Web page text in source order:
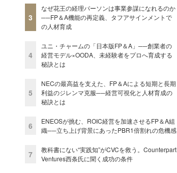
3
なぜ花王の経理パーソンは事業参謀になれるのか
──FP＆A機能の再定義、タフアサインメントで
の人材育成
4
ユニ・チャームの「日本版FP＆A」──創業者の
経営モデル×OODA、未経験者をプロへ育成する
秘訣とは
5
NECの最高益を支えた、FP＆Aによる短期と長期
利益のジレンマ克服──経営可視化と人材育成の
秘訣とは
6
ENEOSが挑む、ROIC経営を加速させるFP＆A組
織──立ち上げ背景にあったPBR1倍割れの危機感
7
教科書にない“実践知”がCVCを救う。Counterpart
Ventures西条氏に聞く成功の条件